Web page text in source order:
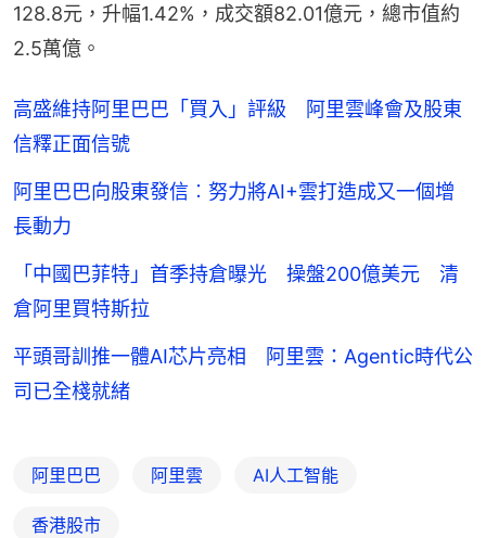
128.8元，升幅1.42%，成交額82.01億元，總市值約
2.5萬億。
高盛維持阿里巴巴「買入」評級 阿里雲峰會及股東
信釋正面信號
阿里巴巴向股東發信︰努力將AI+雲打造成又一個增
長動力
「中國巴菲特」首季持倉曝光 操盤200億美元 清
倉阿里買特斯拉
平頭哥訓推一體AI芯片亮相 阿里雲：Agentic時代公
司已全棧就緒
阿里巴巴 阿里雲 AI人工智能
香港股市